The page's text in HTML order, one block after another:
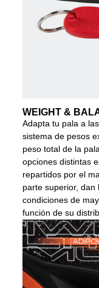
WEIGHT &
Adapta tu pala a
sistema de pesos
peso total de la
opciones distintas
repartidos por el
parte superior, dan
condiciones de
función de su